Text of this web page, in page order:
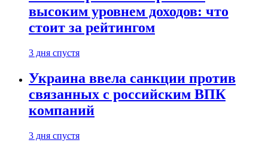
высоким уровнем доходов: что
стоит за рейтингом
3 дня спустя
Украина ввела санкции против
связанных с российским ВПК
компаний
3 дня спустя